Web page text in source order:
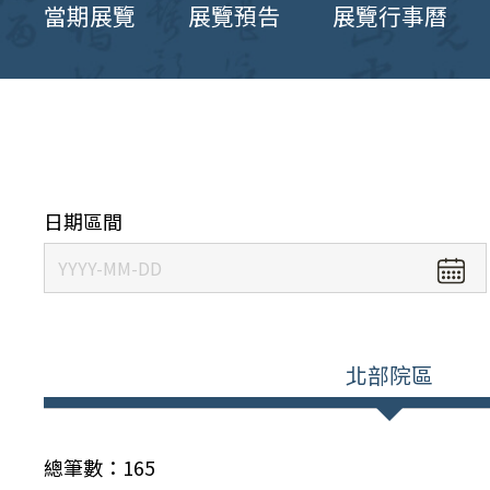
當期展覽 展覽預告 展覽行事曆
日期區間
北部院區
總筆數： 165